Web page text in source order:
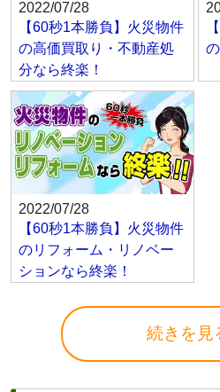
2022/07/28
【60秒1本勝負】火災物件
の高価買取り・不動産処
分なら終楽！
2022/07/28
【60秒1本勝負】火災物件
のリフォーム・リノベー
ションなら終楽！
続きを見